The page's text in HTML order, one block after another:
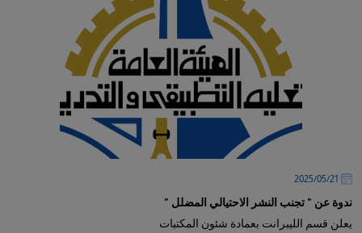
21‏/05‏/2025
ندوة عن " تجنب النشر الاحتيالي المضلل "
يعلن قسم الليبرانت بعمادة شئون المكتبات